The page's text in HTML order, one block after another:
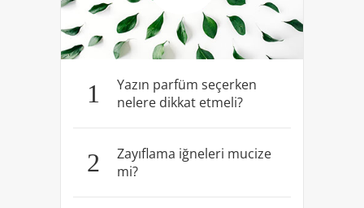
1
Yazın parfüm seçerken
nelere dikkat etmeli?
2
Zayıflama iğneleri mucize
mi?